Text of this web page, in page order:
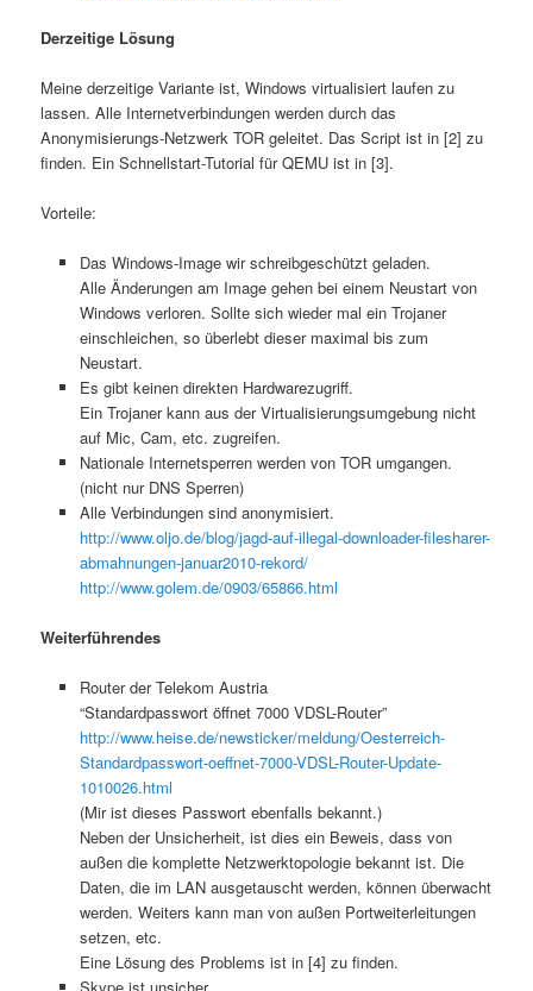
Derzeitige Lösung
Meine derzeitige Variante ist, Windows virtualisiert laufen zu
lassen. Alle Internetverbindungen werden durch das
Anonymisierungs-Netzwerk TOR geleitet. Das Script ist in [2] zu
finden. Ein Schnellstart-Tutorial für QEMU ist in [3].
Vorteile:
Das Windows-Image wir schreibgeschützt geladen.
Alle Änderungen am Image gehen bei einem Neustart von
Windows verloren. Sollte sich wieder mal ein Trojaner
einschleichen, so überlebt dieser maximal bis zum
Neustart.
Es gibt keinen direkten Hardwarezugriff.
Ein Trojaner kann aus der Virtualisierungsumgebung nicht
auf Mic, Cam, etc. zugreifen.
Nationale Internetsperren werden von TOR umgangen.
(nicht nur DNS Sperren)
Alle Verbindungen sind anonymisiert.
http://www.oljo.de/blog/jagd-auf-illegal-downloader-filesharer-
abmahnungen-januar2010-rekord/
http://www.golem.de/0903/65866.html
Weiterführendes
Router der Telekom Austria
“Standardpasswort öffnet 7000 VDSL-Router”
http://www.heise.de/newsticker/meldung/Oesterreich-
Standardpasswort-oeffnet-7000-VDSL-Router-Update-
1010026.html
(Mir ist dieses Passwort ebenfalls bekannt.)
Neben der Unsicherheit, ist dies ein Beweis, dass von
außen die komplette Netzwerktopologie bekannt ist. Die
Daten, die im LAN ausgetauscht werden, können überwacht
werden. Weiters kann man von außen Portweiterleitungen
setzen, etc.
Eine Lösung des Problems ist in [4] zu finden.